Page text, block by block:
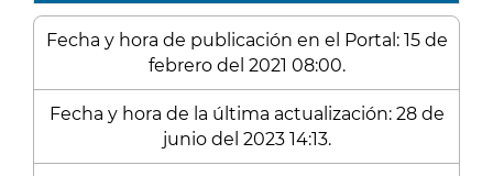
Fecha y hora de publicación en el Portal: 15 de
febrero del 2021 08:00.
Fecha y hora de la última actualización: 28 de
junio del 2023 14:13.